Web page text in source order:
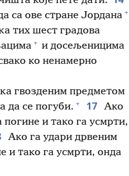
са ове стране Јордана +
тих шест градова
+ и досељеницима
ко ненамерно
гвозденим предметом
да се погуби. + 17 Ако
и тако га усмрти,
Ако га удари дрвеним
и тако га усмрти, онда